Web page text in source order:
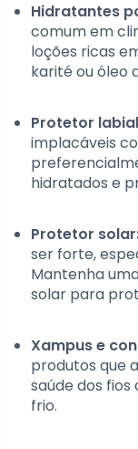
Hidratantes
comum em
loções ricas
karité ou óleo
Protetor
implacáveis
hidratados e
Protetor
ser forte,
Mantenha
solar para
Xampus e
produtos que
saúde dos fios
frio.